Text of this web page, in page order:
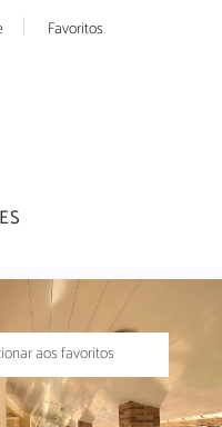
Favoritos
aos favoritos